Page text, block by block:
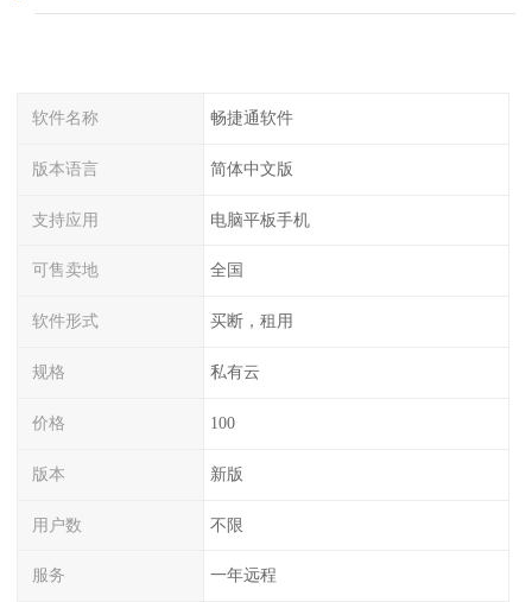
软件名称 畅捷通软件
版本语言 简体中文版
支持应用 电脑平板手机
可售卖地 全国
软件形式 买断，租用
规格 私有云
价格 100
版本 新版
用户数 不限
服务 一年远程